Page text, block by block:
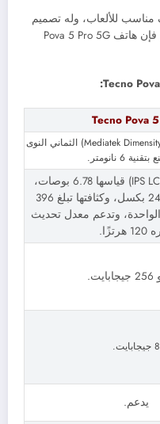
مناسب للألعاب، وله تصميم
يتضمن مصابيح LED وسعره غير مرتفع فإن هاتف Pova 5 Pro 5G
Tecno Pova
معالج من نوع (Mediatek Dimensity 6080) الثماني النوى
6 نانومتر.
IPS
) قياسها 6.78 بوصات،
ودقتها 1080× 2460 بكسل، وكثافتها تبلغ 396
وتدعم معدل تحديث
8 جيجابايت.
يدعم.